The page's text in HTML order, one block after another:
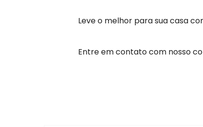
Leve o melhor para sua casa
Entre em contato com nosso